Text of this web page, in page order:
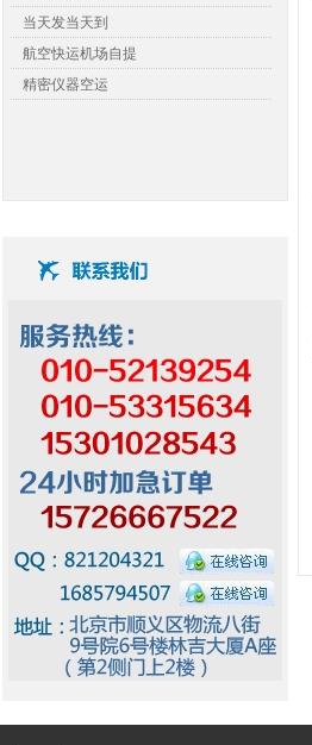
当天发当天到
航空快运机场自提
精密仪器空运